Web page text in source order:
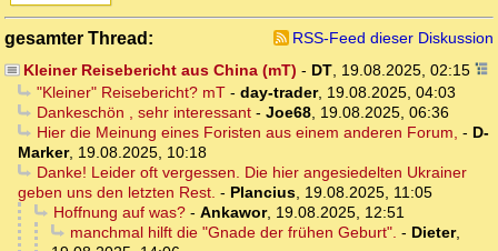
gesamter Thread:
RSS-Feed dieser Diskussion
Kleiner Reisebericht aus China (mT) - DT, 19.08.2025, 02:15
"Kleiner" Reisebericht? mT- day-trader, 19.08.2025, 04:03
Dankeschön , sehr interessant- Joe68, 19.08.2025, 06:36
Hier die Meinung eines Foristen aus einem anderen Forum, - D-
Marker, 19.08.2025, 10:18
Danke! Leider oft vergessen. Die hier angesiedelten Ukrainer
geben uns den letzten Rest. - Plancius, 19.08.2025, 11:05
Hoffnung auf was?- Ankawor, 19.08.2025, 12:51
manchmal hilft die "Gnade der frühen Geburt". - Dieter,